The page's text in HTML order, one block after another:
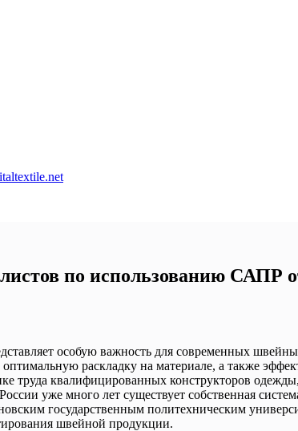
по использованию САПР
особую важность для современных
раскладку на материале, а также
труда квалифицированных конструкторов
уже много лет существует собственная
государственным политехническим
швейной продукции.